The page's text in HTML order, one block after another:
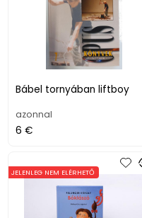
Bábel tornyában liftboy
azonnal
6 €
JELENLEG NEM ELÉRHETŐ